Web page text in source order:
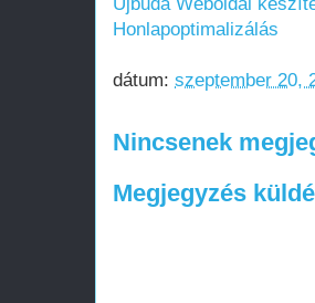
Honlapoptimalizálás
dátum: szeptember 20,
Nincsenek
Megjegyzés